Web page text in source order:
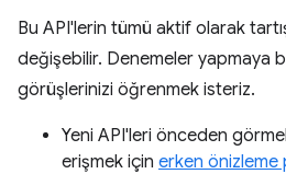
Bu API'lerin tümü aktif olarak
değişebilir. Denemeler yapmaya
görüşlerinizi öğrenmek isteriz.
Yeni API'leri önceden
erişmek için erken önizleme